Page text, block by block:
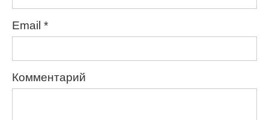
Email *
Комментарий